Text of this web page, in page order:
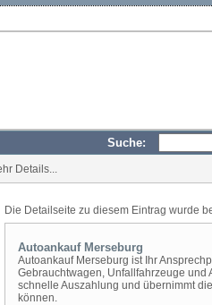
Suche:
Details...
Die Detailseite zu diesem Eintrag wurde
Autoankauf Merseburg
Autoankauf Merseburg ist Ihr
Gebrauchtwagen, Unfallfahrzeuge und
schnelle Auszahlung und übernimmt
können.